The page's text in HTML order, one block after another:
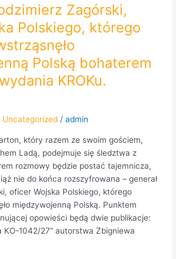
Zagórski,
Polskiego, którego
Polską bohaterem
KROKu.
Uncategorized /admin
który razem ze swoim gościem,
Ladą, podejmuje się śledztwa z
rozmowy będzie postać tajemnicza,
nie do końca rozszyfrowana – generał
oficer Wojska Polskiego, którego
międzywojenną Polską. Punktem
opowieści będą dwie publikacje:
KO-1042/27” autorstwa Zbigniewa